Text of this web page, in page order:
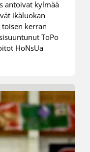
antoivat kylmää
ikäluokan
kerran
ToPo
HoNsUa